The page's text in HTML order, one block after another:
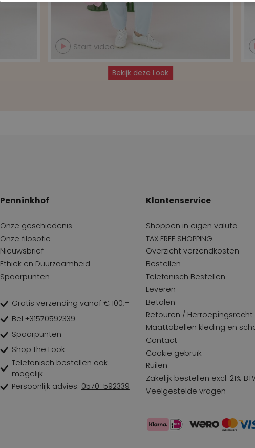
Start video
Bekijk deze Look
Penninkhof
Onze geschiedenis
Onze filosofie
Nieuwsbrief
Ethiek en Duurzaamheid
Spaarpunten
Gratis verzending vanaf € 100,=
Bel +31570592339
Spaarpunten
Shop the Look
Telefonisch bestellen ook
mogelijk
Persoonlijk advies: 0570-592339
Klantenservice
Shoppen in eigen valuta
TAX FREE SHOPPING
Overzicht verzendkosten
Bestellen
Telefonisch Bestellen
Leveren
Betalen
Retouren / Herroepingsrecht
Maattabellen kleding en
Contact
Cookie gebruik
Ruilen
Zakelijk bestellen excl. 21%
Veelgestelde vragen